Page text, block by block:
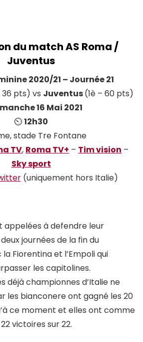
du match AS Roma /
Juventus
2020/21 – Journée 21
pts) vs Juventus(1è – 60 pts)
16 Mai 2021
⏲12h30
stade Tre Fontane
TV, Roma TV+ – Tim vision –
Sky sport
(uniquement hors Italie)
appelées à defendre leur
journées de la fin du
Fiorentina et l’Empoli qui
les capitolines.
déjà championnes d’Italie ne
les bianconere ont gagné les 20
ce moment et elles ont comme
victoires sur 22.